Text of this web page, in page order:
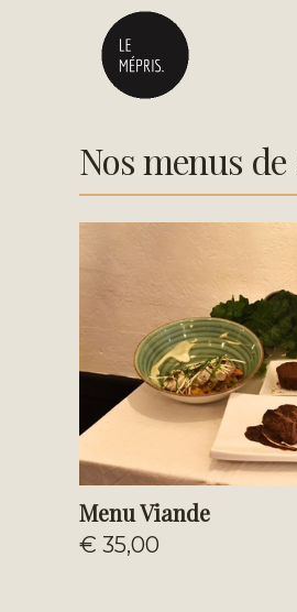
Nos menus
Menu Viande
€ 35,00